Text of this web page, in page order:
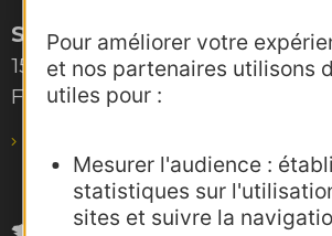
Pour améliorer votre
et nos partenaires utilisons
utiles pour :
Mesurer l'audience :
statistiques sur
sites et suivre la
Site de Toulouse
15, rue Rivals – CS 78543
F-31685 Toulouse Cedex 6